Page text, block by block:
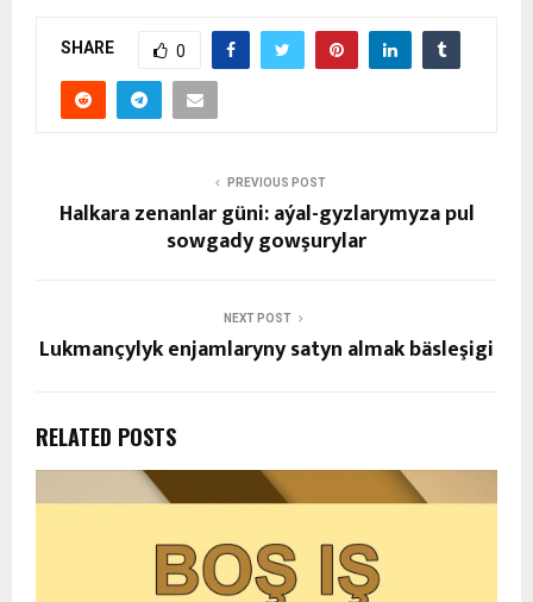
SHARE 0
PREVIOUS POST
Halkara zenanlar güni: aýal-gyzlarymyza pul
sowgady gowşurylar
NEXT POST
Lukmançylyk enjamlaryny satyn almak bäsleşigi
RELATED POSTS